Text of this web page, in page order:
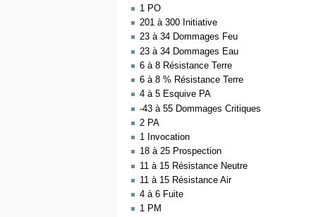
1 PO
201 à 300 Initiative
23 à 34 Dommages Feu
23 à 34 Dommages Eau
6 à 8 Résistance Terre
6 à 8 % Résistance Terre
4 à 5 Esquive PA
-43 à 55 Dommages Critiques
2 PA
1 Invocation
18 à 25 Prospection
11 à 15 Résistance Neutre
11 à 15 Résistance Air
4 à 6 Fuite
1 PM